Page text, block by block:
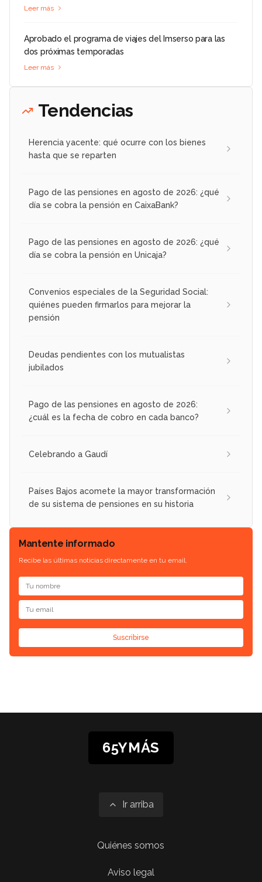
Leer más
Aprobado el programa de viajes del Imserso para las
dos próximas temporadas
Leer más
Tendencias
Herencia yacente: qué ocurre con los bienes
hasta que se reparten
Pago de las pensiones en agosto de 2026: ¿qué
día se cobra la pensión en CaixaBank?
Pago de las pensiones en agosto de 2026: ¿qué
día se cobra la pensión en Unicaja?
Convenios especiales de la Seguridad Social:
quiénes pueden firmarlos para mejorar la
pensión
Deudas pendientes con los mutualistas
jubilados
Pago de las pensiones en agosto de 2026:
¿cuál es la fecha de cobro en cada banco?
Celebrando a Gaudí
Países Bajos acomete la mayor transformación
de su sistema de pensiones en su historia
Mantente informado
Recibe las últimas noticias directamente en tu email.
Suscribirse
65YMÁS
Ir arriba
Quiénes somos
Aviso legal